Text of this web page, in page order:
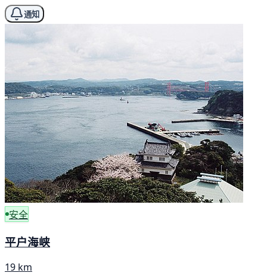
通知
安全
平户海峡
19 km